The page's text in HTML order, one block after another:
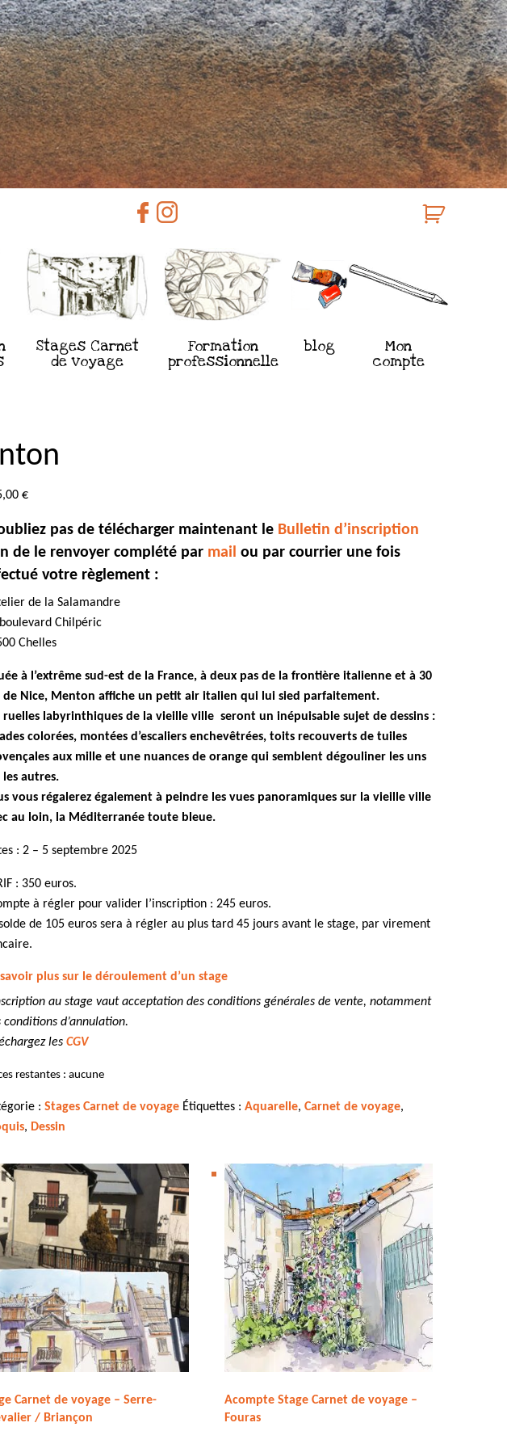
Stages Carnet
de voyage
Formation
professionnelle
blog
Mon
compte
€
pas de télécharger maintenant le Bulletin d’inscription
de le renvoyer complété par mail ou par courrier une fois
votre règlement :
de la Salamandre
Chilpéric
Chelles
à l’extrême sud-est de la France, à deux pas de la frontière italienne et à 30
de Nice, Menton affiche un petit air italien qui lui sied parfaitement.
ruelles labyrinthiques de la vieille ville seront un inépuisable sujet de dessins :
colorées, montées d’escaliers enchevêtrées, toits recouverts de tuiles
aux mille et une nuances de orange qui semblentdégouliner les uns
les autres.
vous régalerez également à peindre les vues panoramiques sur la vieille ville
au loin, la Méditerranée toute bleue.
: 2 – 5 septembre 2025
: 350 euros.
à régler pour valider l’inscription : 245 euros.
de 105 euros sera à régler au plus tard 45 jours avant le stage, par virement
savoir plus sur le déroulement d’un stage
au stage vaut acceptation des conditions générales de vente, notamment
conditions d’annulation.
lesCGV
restantes : aucune
:Stages Carnet de voyage Étiquettes :Aquarelle,Carnet de voyage,
, Dessin
Carnet de voyage – Serre-
/ Briançon
Acompte Stage Carnet de voyage –
Fouras